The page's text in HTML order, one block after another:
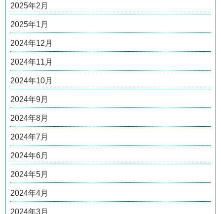
2025年2月
2025年1月
2024年12月
2024年11月
2024年10月
2024年9月
2024年8月
2024年7月
2024年6月
2024年5月
2024年4月
2024年3月